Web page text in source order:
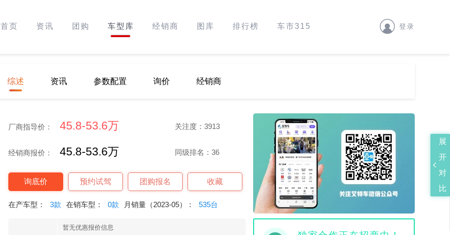
首页 资讯 团购 车型库 经销商 图库 排行榜 车市315 登录
综述 资讯 参数配置 询价 经销商
厂商指导价： 45.8-53.6万 关注度：3913
经销商报价： 45.8-53.6万 同级排名：36
询底价 预约试驾 团购报名 收藏
在产车型： 3款 在销车型： 0款 月销量（2023-05）： 535台
暂无优惠报价信息
展
开
对
比